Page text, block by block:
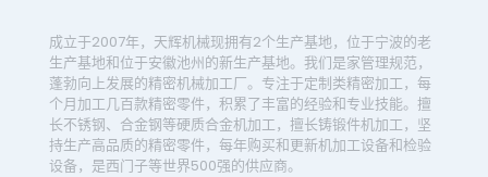
成立于2007年，天辉机械现拥有2个生产基地，位于宁波的老
生产基地和位于安徽池州的新生产基地。我们是家管理规范，
蓬勃向上发展的精密机械加工厂。专注于定制类精密加工，每
个月加工几百款精密零件，积累了丰富的经验和专业技能。擅
长不锈钢、合金钢等硬质合金机加工，擅长铸锻件机加工，坚
持生产高品质的精密零件，每年购买和更新机加工设备和检验
设备，是西门子等世界500强的供应商。